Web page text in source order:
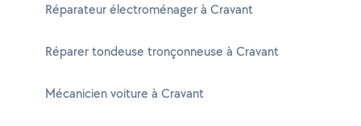
Réparateur électroménager à Cravant
Réparer tondeuse tronçonneuse à Cravant
Mécanicien voiture à Cravant